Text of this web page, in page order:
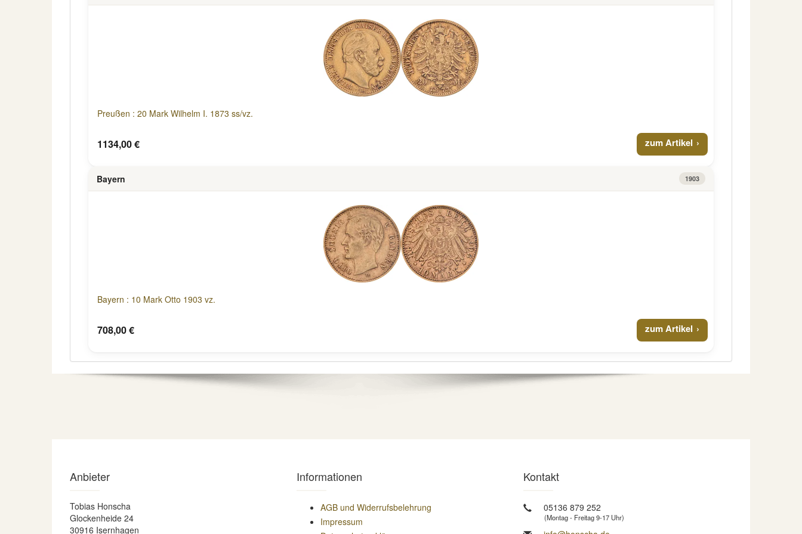
Preußen : 20 Mark Wilhelm I. 1873 ss/vz.
1134,00 € zum Artikel
Bayern 1903
Bayern : 10 Mark Otto 1903 vz.
708,00 € zum Artikel
Anbieter
Tobias Honscha
Glockenheide 24
30916 Isernhagen
Informationen
AGB und Widerrufsbelehrung
Impressum
Kontakt
05136 879 252
(Montag - Freitag 9-17 Uhr)